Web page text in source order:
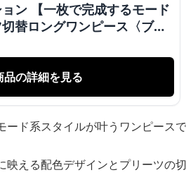
ン 【一枚で完成するモード
替ロングワンピース〈ブラ
品の詳細を見る
ド系スタイルが叶うワンピースで
映える配色デザインとプリーツの